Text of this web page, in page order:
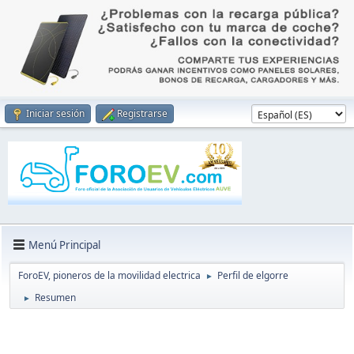
Iniciar sesión Registrarse
Menú Principal
ForoEV, pioneros de la movilidad electrica ► Perfil de elgorre
► Resumen